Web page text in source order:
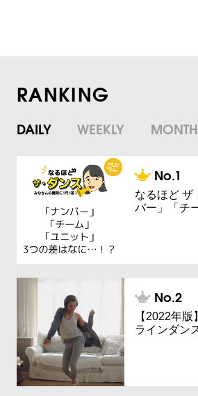
RANKING
DAILY WEEKLY
なるほど ザ
バー」「チ
【2022年
ラインダン